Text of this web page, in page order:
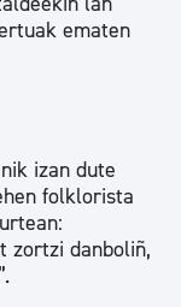
ematen
izan dute
folklorista
zortzi danboliñ,